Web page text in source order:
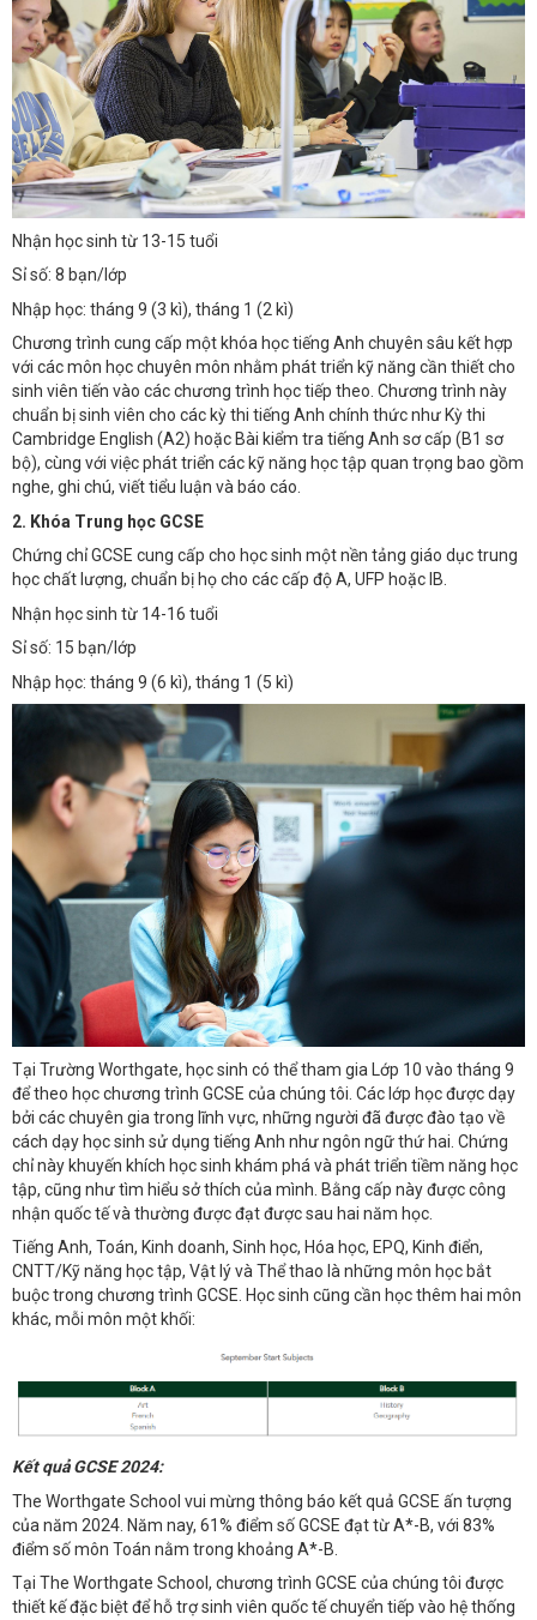
Nhận học sinh từ 13-15 tuổi
Sỉ số: 8 bạn/lớp
Nhập học: tháng 9 (3 kì), tháng 1 (2 kì)
Chương trình cung cấp một khóa học tiếng Anh chuyên sâu kết hợp
với các môn học chuyên môn nhằm phát triển kỹ năng cần thiết cho
sinh viên tiến vào các chương trình học tiếp theo. Chương trình này
chuẩn bị sinh viên cho các kỳ thi tiếng Anh chính thức như Kỳ thi
Cambridge English (A2) hoặc Bài kiểm tra tiếng Anh sơ cấp (B1 sơ
bộ), cùng với việc phát triển các kỹ năng học tập quan trọng bao gồm
nghe, ghi chú, viết tiểu luận và báo cáo.
2. Khóa Trung học GCSE
Chứng chỉ GCSE cung cấp cho học sinh một nền tảng giáo dục trung
học chất lượng, chuẩn bị họ cho các cấp độ A, UFP hoặc IB.
Nhận học sinh từ 14-16 tuổi
Sỉ số: 15 bạn/lớp
Nhập học: tháng 9 (6 kì), tháng 1 (5 kì)
Tại Trường Worthgate, học sinh có thể tham gia Lớp 10 vào tháng 9
để theo học chương trình GCSE của chúng tôi. Các lớp học được dạy
bởi các chuyên gia trong lĩnh vực, những người đã được đào tạo về
cách dạy học sinh sử dụng tiếng Anh như ngôn ngữ thứ hai. Chứng
chỉ này khuyến khích học sinh khám phá và phát triển tiềm năng học
tập, cũng như tìm hiểu sở thích của mình. Bằng cấp này được công
nhận quốc tế và thường được đạt được sau hai năm học.
Tiếng Anh, Toán, Kinh doanh, Sinh học, Hóa học, EPQ, Kinh điển,
CNTT/Kỹ năng học tập, Vật lý và Thể thao là những môn học bắt
buộc trong chương trình GCSE. Học sinh cũng cần học thêm hai môn
khác, mỗi môn một khối:
Kết quả GCSE 2024:
The Worthgate School vui mừng thông báo kết quả GCSE ấn tượng
của năm 2024. Năm nay, 61% điểm số GCSE đạt từ A*-B, với 83%
điểm số môn Toán nằm trong khoảng A*-B.
Tại The Worthgate School, chương trình GCSE của chúng tôi được
thiết kế đặc biệt để hỗ trợ sinh viên quốc tế chuyển tiếp vào hệ thống